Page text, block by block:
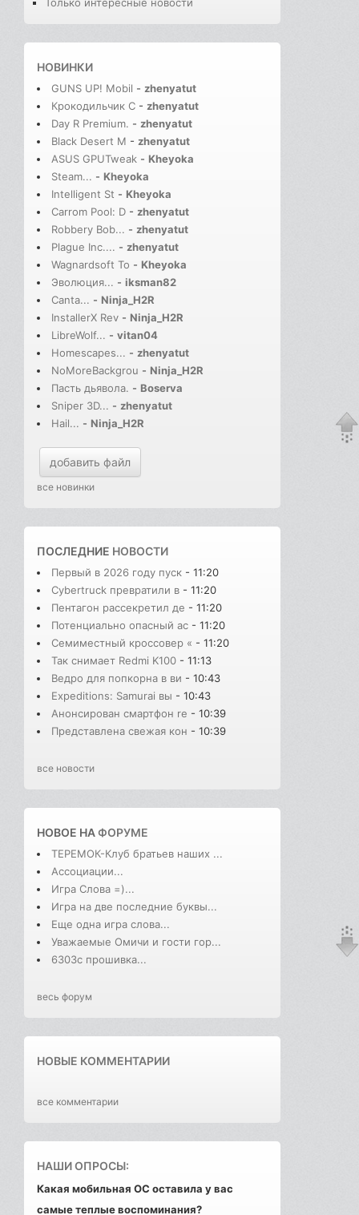
Только интересные новости
НОВИНКИ
GUNS UP! Mobil - zhenyatut
Крокодильчик С - zhenyatut
Day R Premium. - zhenyatut
Black Desert M - zhenyatut
ASUS GPUTweak - Kheyoka
Steam... - Kheyoka
Intelligent St - Kheyoka
Carrom Pool: D - zhenyatut
Robbery Bob... - zhenyatut
Plague Inc.... - zhenyatut
Wagnardsoft To - Kheyoka
Эволюция... - iksman82
Canta... - Ninja_H2R
InstallerX Rev - Ninja_H2R
LibreWolf... - vitan04
Homescapes... - zhenyatut
NoMoreBackgrou - Ninja_H2R
Пасть дьявола. - Boserva
Sniper 3D... - zhenyatut
Hail... - Ninja_H2R
добавить файл
все новинки
ПОСЛЕДНИЕ НОВОСТИ
Первый в 2026 году пуск - 11:20
Cybertruck превратили в - 11:20
Пентагон рассекретил де - 11:20
Потенциально опасный ас - 11:20
Семиместный кроссовер « - 11:20
Так снимает Redmi K100 - 11:13
Ведро для попкорна в ви - 10:43
Expeditions: Samurai вы - 10:43
Анонсирован смартфон re - 10:39
Представлена свежая кон - 10:39
все новости
НОВОЕ НАФОРУМЕ
ТЕРЕМОК-Клуб братьев наших ...
Ассоциации...
Игра Слова =)...
Игра на две последние буквы...
Еще одна игра слова...
Уважаемые Омичи и гости гор...
6303с прошивка...
весь форум
НОВЫЕ КОММЕНТАРИИ
все комментарии
НАШИ ОПРОСЫ:
Какая мобильная ОС оставила у вас
самые теплые воспоминания?